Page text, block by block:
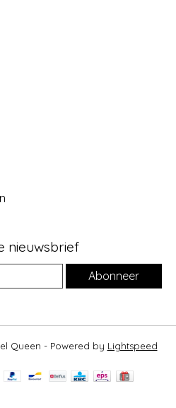
nieuwsbrief
Abonneer
Queen - Powered by Lightspeed